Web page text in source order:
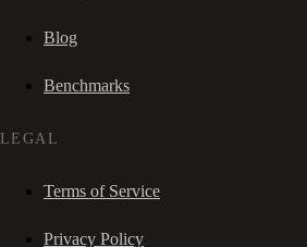
Blog
Benchmarks
LEGAL
Terms of Service
Privacy Policy